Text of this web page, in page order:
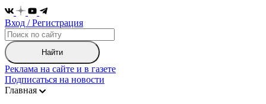
Вход / Регистрация
Найти
Реклама на сайте и в газете
Подписаться на новости
Главная